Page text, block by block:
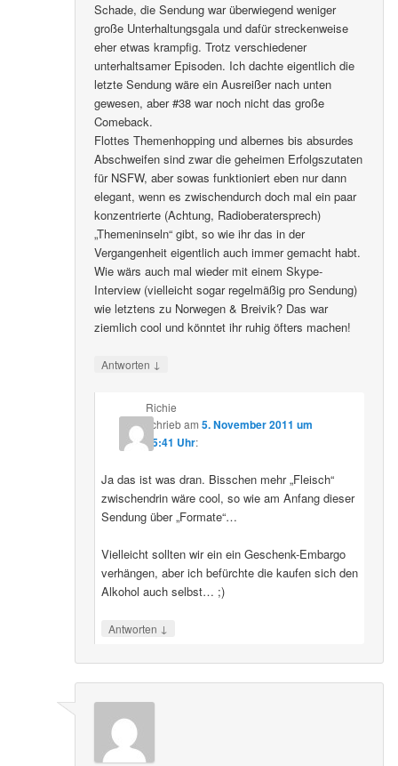
Schade, die Sendung war überwiegend weniger
große Unterhaltungsgala und dafür streckenweise
eher etwas krampfig. Trotz verschiedener
unterhaltsamer Episoden. Ich dachte eigentlich die
letzte Sendung wäre ein Ausreißer nach unten
gewesen, aber #38 war noch nicht das große
Comeback.
Flottes Themenhopping und albernes bis absurdes
Abschweifen sind zwar die geheimen Erfolgszutaten
für NSFW, aber sowas funktioniert eben nur dann
elegant, wenn es zwischendurch doch mal ein paar
konzentrierte (Achtung, Radioberatersprech)
„Themeninseln“ gibt, so wie ihr das in der
Vergangenheit eigentlich auch immer gemacht habt.
Wie wärs auch mal wieder mit einem Skype-
Interview (vielleicht sogar regelmäßig pro Sendung)
wie letztens zu Norwegen & Breivik? Das war
ziemlich cool und könntet ihr ruhig öfters machen!
Antworten ↓
Richie
schriebam 5. November 2011 um
15:41 Uhr:
Ja das ist was dran. Bisschen mehr „Fleisch“
zwischendrin wäre cool, so wie am Anfang dieser
Sendung über „Formate“…
Vielleicht sollten wir ein ein Geschenk-Embargo
verhängen, aber ich befürchte die kaufen sich den
Alkohol auch selbst… ;)
Antworten ↓